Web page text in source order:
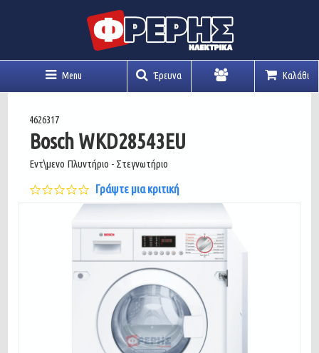
Menu Έρευνα Καλάθι
4626317
Bosch WKD28543EU
Εντ\μενο Πλυντήριο - Στεγνωτήριο
0.0
star
Γράψτε μια κριτική